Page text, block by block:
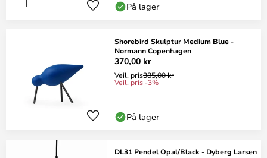
På lager
Shorebird Skulptur Medium Blue -
Normann Copenhagen
370,00 kr
Veil. pris385,00 kr
Veil. pris -3%
På lager
DL31 Pendel Opal/Black - Dyberg Larsen